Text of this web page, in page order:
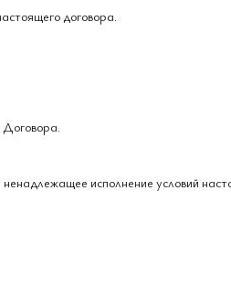
договора.
Договора.
ненадлежащее исполнение условий